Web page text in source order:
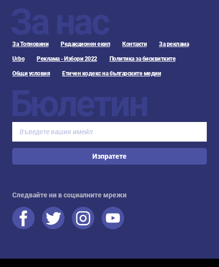
За нас
За Топновини Редакционен екип Контакти За реклама
Urbo Реклама - Избори 2022 Политика за бисквитките
Общи условия Етичен кодекс на българските медии
Бюлетин
Изпратете
Следвайте ни в социалните мрежи